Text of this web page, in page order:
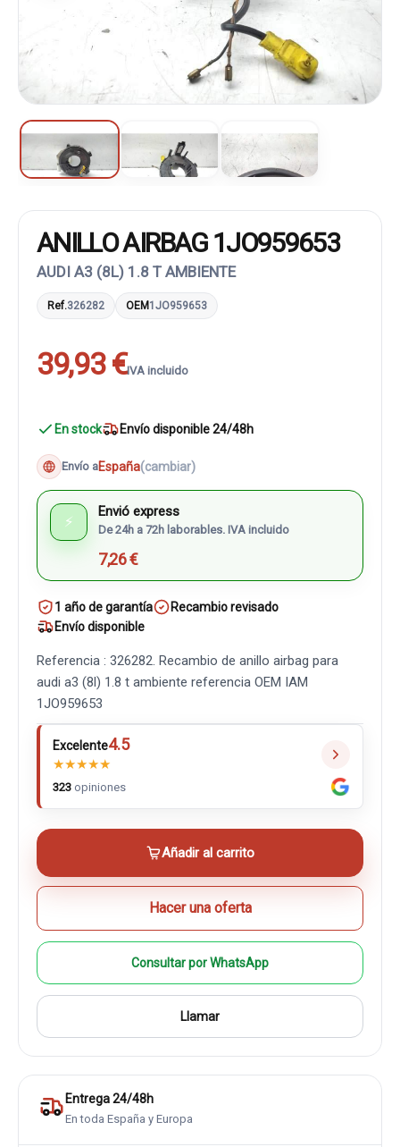
ANILLO AIRBAG 1JO959653
AUDI A3 (8L) 1.8 T AMBIENTE
Ref.326282 OEM1JO959653
39,93 €IVA incluido
En stock Envío disponible 24/48h
Envío aEspaña(cambiar)
⚡
Envió express
De 24h a 72h laborables. IVA incluido
7,26 €
1 año de garantía
Recambio revisado
Envío disponible
Referencia : 326282. Recambio de anillo airbag para
audi a3 (8l) 1.8 t ambiente referencia OEM IAM
1JO959653
Excelente4.5
★★★★★
323 opiniones
Añadir al carrito
Hacer una oferta
Consultar por WhatsApp
Llamar
Entrega 24/48h
En toda España y Europa